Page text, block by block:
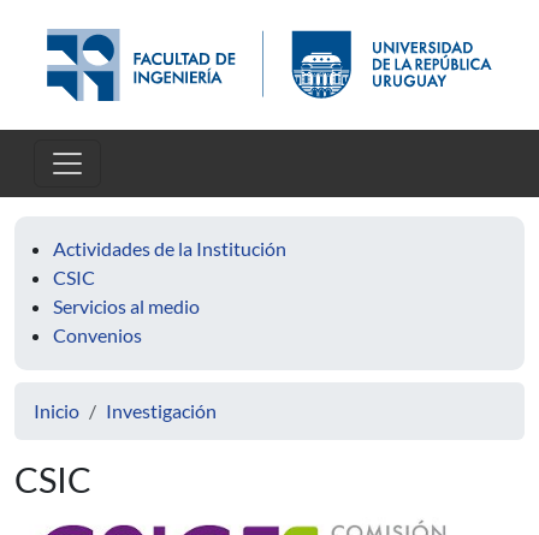
Actividades de la Institución
CSIC
Servicios al medio
Convenios
Inicio Investigación
CSIC